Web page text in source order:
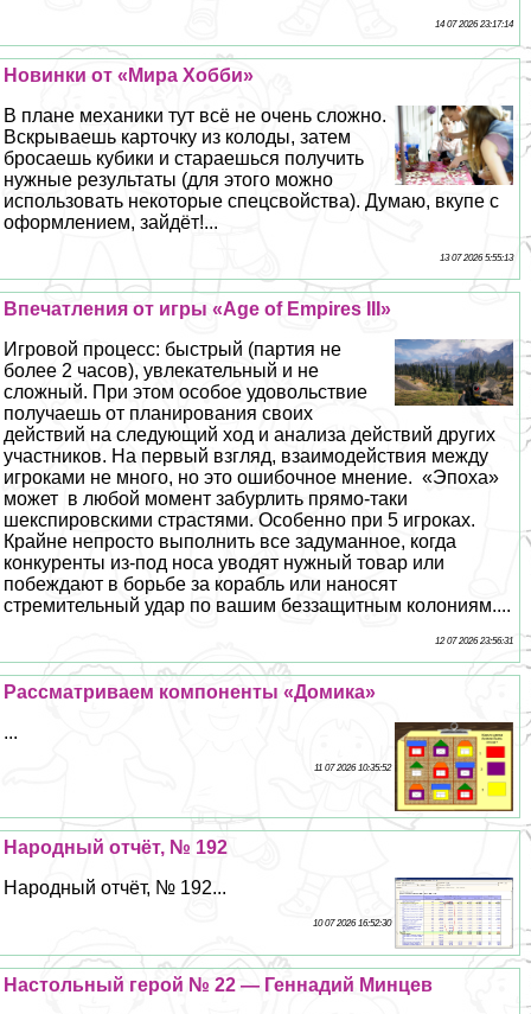
14 07 2026 23:17:14
Новинки от «Мира Хобби»
В плане механики тут всё не очень сложно.
Вскрываешь карточку из колоды, затем
бросаешь кубики и стараешься получить
нужные результаты (для этого можно
использовать некоторые спецсвойства). Думаю, вкупе с
оформлением, зайдёт!...
13 07 2026 5:55:13
Впечатления от игры «Age of Empires III»
Игровой процесс: быстрый (партия не
более 2 часов), увлекательный и не
сложный. При этом особое удовольствие
получаешь от планирования своих
действий на следующий ход и анализа действий других
участников. На первый взгляд, взаимодействия между
игроками не много, но это ошибочное мнение. «Эпоха»
может в любой момент забурлить прямо-таки
шекспировскими страстями. Особенно при 5 игроках.
Крайне непросто выполнить все задуманное, когда
конкуренты из-под носа уводят нужный товар или
побеждают в борьбе за корабль или наносят
стремительный удар по вашим беззащитным колониям....
12 07 2026 23:56:31
Рассматриваем компоненты «Домика»
...
11 07 2026 10:35:52
Народный отчёт, № 192
Народный отчёт, № 192...
10 07 2026 16:52:30
Настольный герой № 22 — Геннадий Минцев